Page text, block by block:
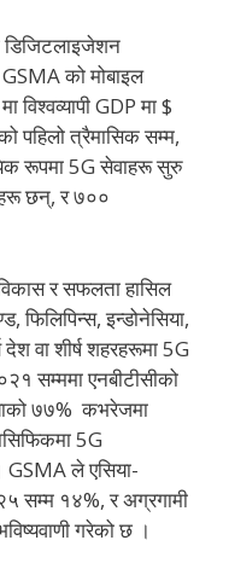
डिजिटलाइजेशन
GSMA को मोबाइल
विश्वव्यापी GDP मा $
पहिलो त्रैमासिक सम्म,
रूपमा 5G सेवाहरू सुरु
छन्, र ७००
र सफलता हासिल
फिलिपिन्स, इन्डोनेसिया,
वा शीर्ष शहरहरूमा 5G
सम्ममा एनबीटीसीको
७७% कभरेजमा
5G
GSMA ले एसिया-
सम्म १४%, र अग्रगामी
गरेको छ ।